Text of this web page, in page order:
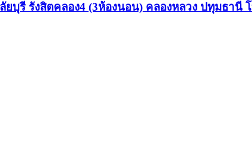
รี รังสิตคลอง4 (3ห้องนอน) คลองหลวง ปทุมธานี โ